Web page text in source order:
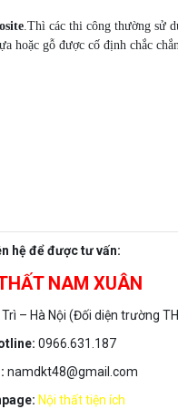
.Thì các thi công thường sử
hoặc gỗ được cố định chắc
hệ để được tư vấn:
NAM XUÂN
– Hà Nội (Đối diện trường
0966.631.187
namdkt48@gmail.com
Nội thất tiện ích